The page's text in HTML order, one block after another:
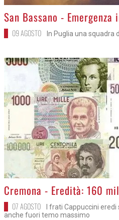
>
San Bassano - Emergenza
09 AGOSTO In Puglia una squadra
>
Cremona - Eredità: 160
07 AGOSTO
I frati Cappuccini
anche fuori temo massimo